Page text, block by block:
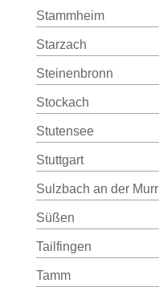
Stammheim
Starzach
Steinenbronn
Stockach
Stutensee
Stuttgart
Sulzbach an der Murr
Süßen
Tailfingen
Tamm